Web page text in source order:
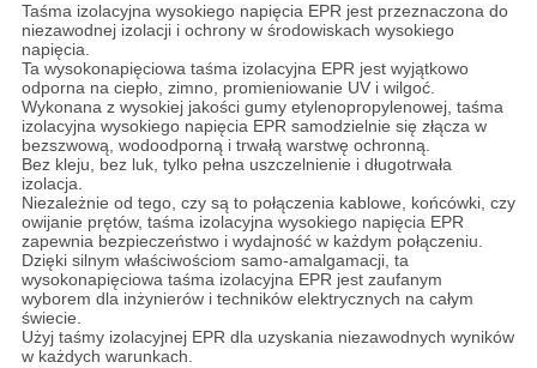
Taśma izolacyjna wysokiego napięcia EPR jest przeznaczona do
niezawodnej izolacji i ochrony w środowiskach wysokiego
napięcia.
Ta wysokonapięciowa taśma izolacyjna EPR jest wyjątkowo
odporna na ciepło, zimno, promieniowanie UV i wilgoć.
Wykonana z wysokiej jakości gumy etylenopropylenowej, taśma
izolacyjna wysokiego napięcia EPR samodzielnie się złącza w
bezszwową, wodoodporną i trwałą warstwę ochronną.
Bez kleju, bez luk, tylko pełna uszczelnienie i długotrwała
izolacja.
Niezależnie od tego, czy są to połączenia kablowe, końcówki, czy
owijanie prętów, taśma izolacyjna wysokiego napięcia EPR
zapewnia bezpieczeństwo i wydajność w każdym połączeniu.
Dzięki silnym właściwościom samo-amalgamacji, ta
wysokonapięciowa taśma izolacyjna EPR jest zaufanym
wyborem dla inżynierów i techników elektrycznych na całym
świecie.
Użyj taśmy izolacyjnej EPR dla uzyskania niezawodnych wyników
w każdych warunkach.